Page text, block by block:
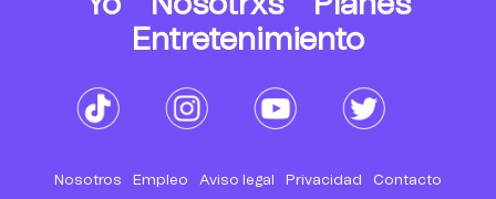
Entretenimiento
Nosotros Empleo Aviso legal Privacidad Contacto